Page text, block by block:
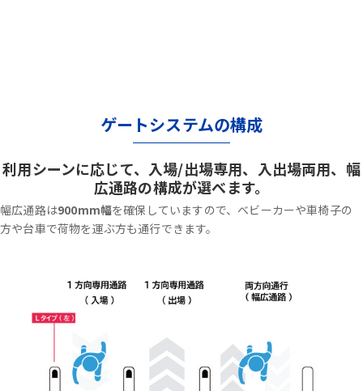
ゲートシステムの構成
利用シーンに応じて、入場/出場専用、入出場両用、幅
広通路の構成が選べます。
幅広通路は900mm幅を確保していますので、ベビーカーや車椅子の
方や台車で荷物を運ぶ方も通行できます。